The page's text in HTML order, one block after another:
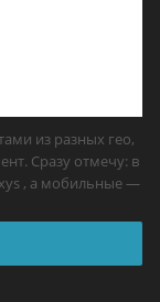
из разных гео,
Сразу отмечу: в
, а мобильные —